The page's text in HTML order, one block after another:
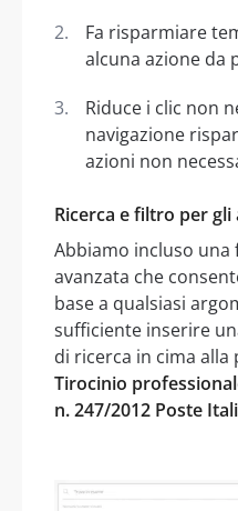
Fa risparmiare
alcuna azione da
Riduce i clic non
navigazione
azioni non
Ricerca e filtro per
Abbiamo incluso una
avanzata che
base a qualsiasi
sufficiente inserire
di ricerca in cima alla
Tirocinio
n. 247/2012 Poste